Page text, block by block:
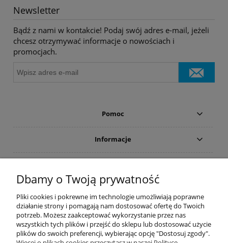
Newsletter
Bądź z nami w kontakcie! Podaj swój adres e-mail, jeżeli
chcesz otrzymywać informacje o nowościach i
promocjach.
Pomoc
Informacje
PRODUCENCI
Popularne kategorie
Dbamy o Twoją prywatność
Pliki cookies i pokrewne im technologie umożliwiają poprawne
działanie strony i pomagają nam dostosować ofertę do Twoich
potrzeb. Możesz zaakceptować wykorzystanie przez nas
wszystkich tych plików i przejść do sklepu lub dostosować użycie
plików do swoich preferencji, wybierając opcję "Dostosuj zgody".